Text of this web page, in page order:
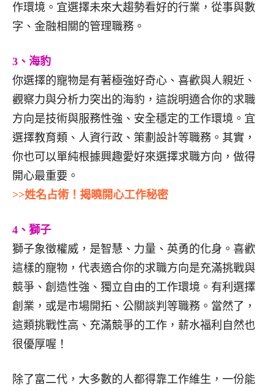
作環境。宜選擇未來大趨勢看好的行業，從事與數
字、金融相關的管理職務。
3、海豹
你選擇的寵物是有著極強好奇心、喜歡與人親近、
觀察力與分析力突出的海豹，這說明適合你的求職
方向是技術與服務性強、安全穩定的工作環境。宜
選擇教育類、人資行政、策劃設計等職務。其實，
你也可以單純根據興趣愛好來選擇求職方向，做得
開心最重要。
>>姓名占術！揭曉開心工作秘密
4、獅子
獅子象徵權威，是智慧、力量、英勇的化身。喜歡
這樣的寵物，代表適合你的求職方向是充滿挑戰與
競爭、創造性強、獨立自由的工作環境。有利選擇
創業，或是市場開拓、公關談判等職務。當然了，
這類挑戰性高、充滿競爭的工作，薪水福利自然也
很優厚喔！
除了富二代，大多數的人都得靠工作維生，一份能